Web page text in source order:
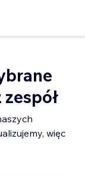
więc